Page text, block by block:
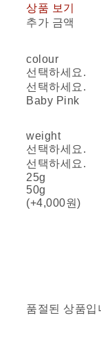
상품 보기
추가 금액
colour
선택하세요.
선택하세요.
Baby Pink
weight
선택하세요.
선택하세요.
25g
50g
(+4,000원)
품절된 상품입